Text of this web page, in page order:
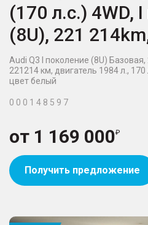
(170 л.с.) 4WD,
(8U), 221
Audi Q3 I поколение (8U)
221214 км, двигатель 1984 л.,
цвет белый
0 0 0 1 4 8 5 9 7
от 1 169 000
Получить предложение